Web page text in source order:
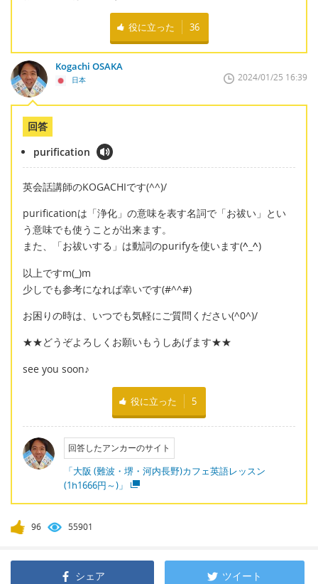
役に立った 36
Kogachi OSAKA
日本 2024/01/25 16:39
回答
purification
英会話講師のKOGACHIです(^^)/
purificationは「浄化」の意味を表す名詞で「お祓い」とい
う意味でも使うことが出来ます。
また、「お祓いする」は動詞のpurifyを使います(^_^)
以上ですm(_)m
少しでも参考になれば幸いです(#^^#)
お困りの時は、いつでも気軽にご質問ください(^0^)/
★★どうぞよろしくお願いもうしあげます★★
see you soon♪
役に立った 5
回答したアンカーのサイト
「大阪 (難波・堺・河内長野)カフェ英語レッスン
(1h1666円～)」
96 55901
シェア ツイート